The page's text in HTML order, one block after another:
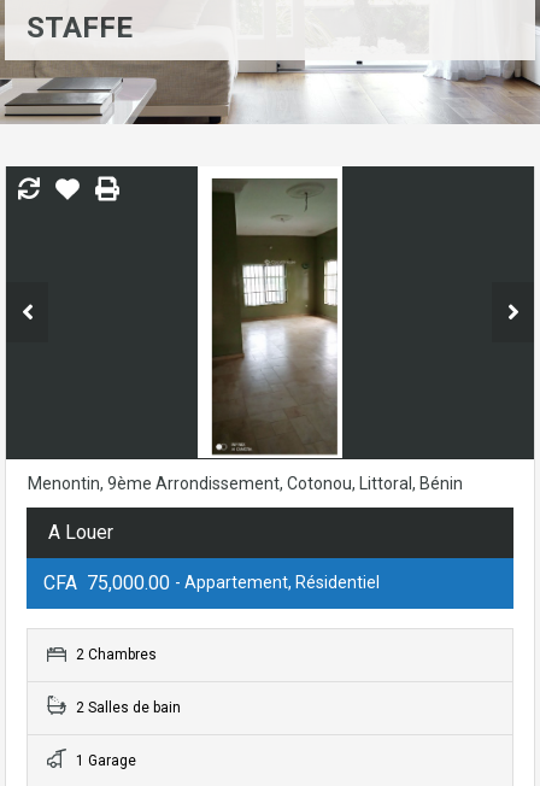
STAFFE
Menontin, 9ème Arrondissement, Cotonou, Littoral, Bénin
A Louer
CFA 75,000.00 - Appartement, Résidentiel
2 Chambres
2 Salles de bain
1 Garage